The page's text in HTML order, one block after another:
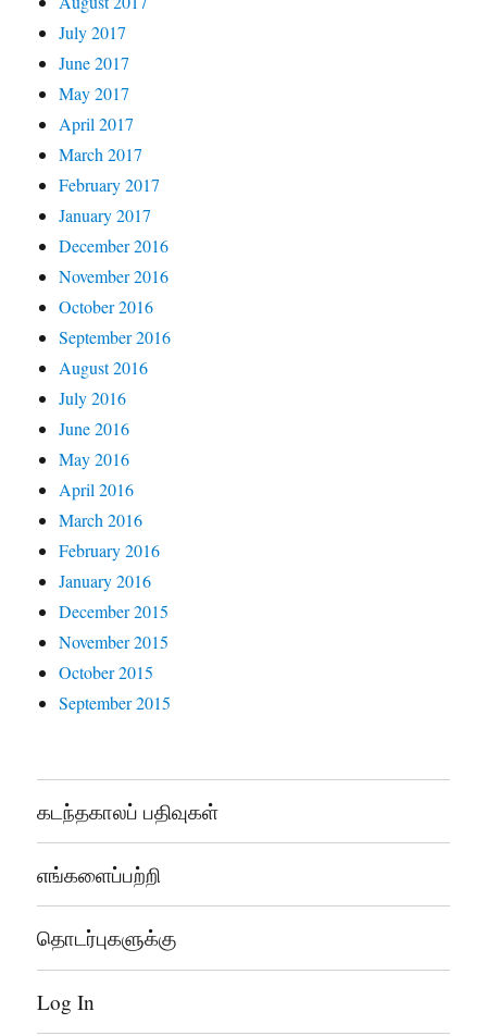
July 2017
June 2017
May 2017
April 2017
March 2017
February 2017
January 2017
December 2016
November 2016
October 2016
September 2016
August 2016
July 2016
June 2016
May 2016
April 2016
March 2016
February 2016
January 2016
December 2015
November 2015
October 2015
September 2015
கடந்தகாலப் பதிவுகள்
எங்களைப்பற்றி
தொடர்புகளுக்கு
Log In